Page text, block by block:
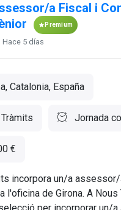
a Fiscal i
Premium
Hace 5 días
Catalonia, España
Jornada
€
incorpora un/a
l'oficina de Girona. A